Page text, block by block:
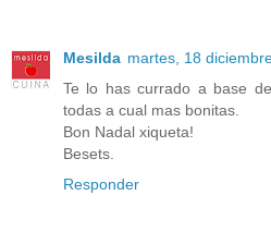
Mesilda martes, 18
Te lo has currado a base
todas a cual mas bonitas.
Bon Nadal xiqueta!
Besets.
Responder